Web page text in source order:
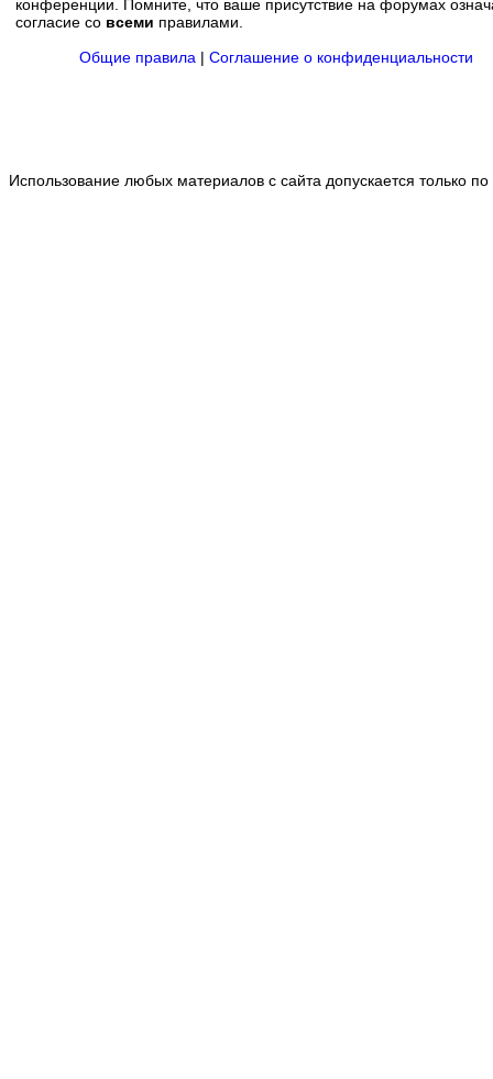
конференции. Помните, что ваше присутствие на форумах
согласие со всеми правилами.
Общие правила | Соглашение о конфиденциальности
Использование любых материалов с сайта допускается только